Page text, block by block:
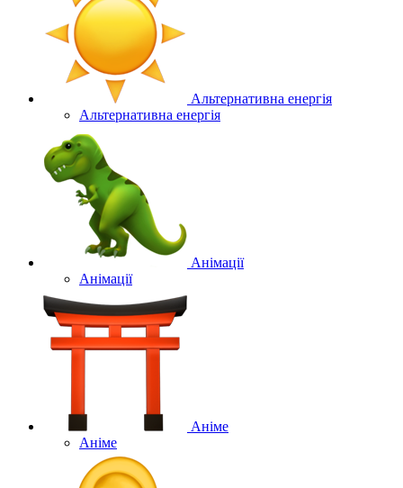
Альтернативна енергія
Альтернативна енергія
Анімації
Анімації
Аніме
Аніме